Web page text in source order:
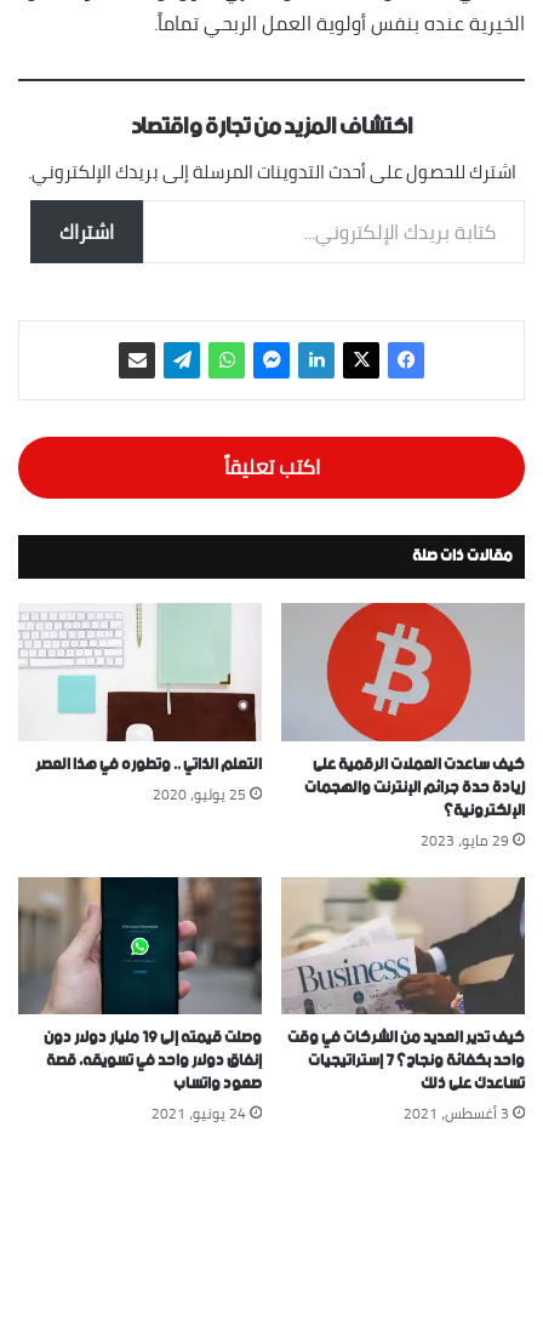
الخيرية عنده بنفس أولوية العمل الربحي تماماً.
اكتشاف المزيد من تجارة واقتصاد
اشترك للحصول على أحدث التدوينات المرسلة إلى بريدك الإلكتروني.
كتابة بريدك الإلكتروني...
اشتراك
اكتب تعليقاً
مقالات ذات صلة
كيف ساعدت العملات الرقمية على
زيادة حدة جرائم الإنترنت والهجمات
الإلكترونية؟
29 مايو، 2023
التعلم الذاتي .. وتطوره في هذا العصر
25 يوليو، 2020
كيف تدير العديد من الشركات في وقت
واحد بكفائة ونجاح؟ ٧ إستراتيجيات
تساعدك على ذلك
3 أغسطس، 2021
وصلت قيمته إلى ١٩ مليار دولار دون
إنفاق دولار واحد في تسويقه، قصة
صعود واتساب
24 يونيو، 2021